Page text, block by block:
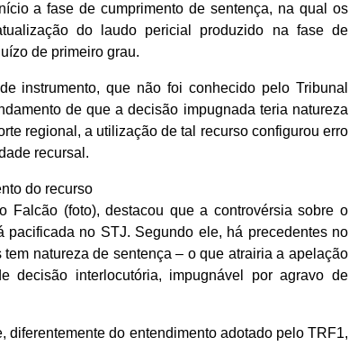
a fase de cumprimento de sentença, na qual os
do laudo pericial produzido na fase de
de primeiro grau.
instrumento, que não foi conhecido pelo Tribunal
de que a decisão impugnada teria natureza
regional, a utilização de tal recurso configurou erro
recursal.
do recurso
Falcão (foto), destacou que a controvérsia sobre o
no STJ. Segundo ele, há precedentes no
natureza de sentença – o que atrairia a apelação
decisão interlocutória, impugnável por agravo de
diferentemente do entendimento adotado pelo TRF1,